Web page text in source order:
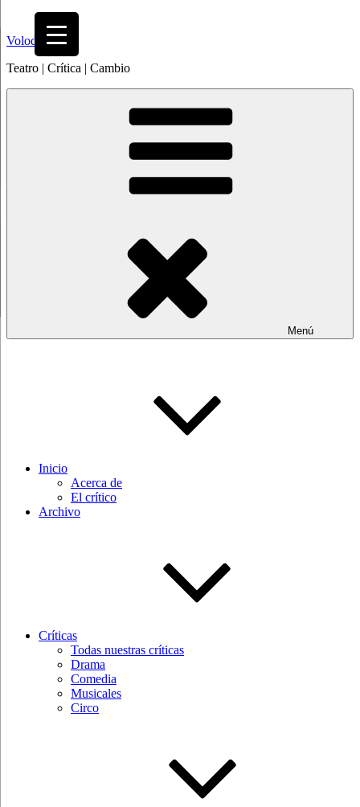
contenido
Volodia
Teatro | Crítica | Cambio
Menú
Inicio
Acerca de
El crítico
Archivo
Críticas
Todas nuestras críticas
Drama
Comedia
Musicales
Circo